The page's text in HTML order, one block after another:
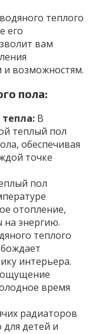
теплого
его
вам
и возможностям.
пола:
В
теплый пол
обеспечивая
точке
пол
отопление,
на энергию.
теплого
интерьера.
ощущение
время
радиаторов
детей и